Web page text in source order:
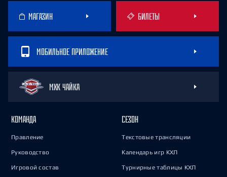
МАГАЗИН БИЛЕТЫ
МОБИЛЬНОЕ ПРИЛОЖЕНИЕ
МХК ЧАЙКА
КОМАНДА
Правление
Руководство
Игровой состав
СЕЗОН
Текстовые трансляции
Календарь игр КХЛ
Турнирные таблицы КХЛ